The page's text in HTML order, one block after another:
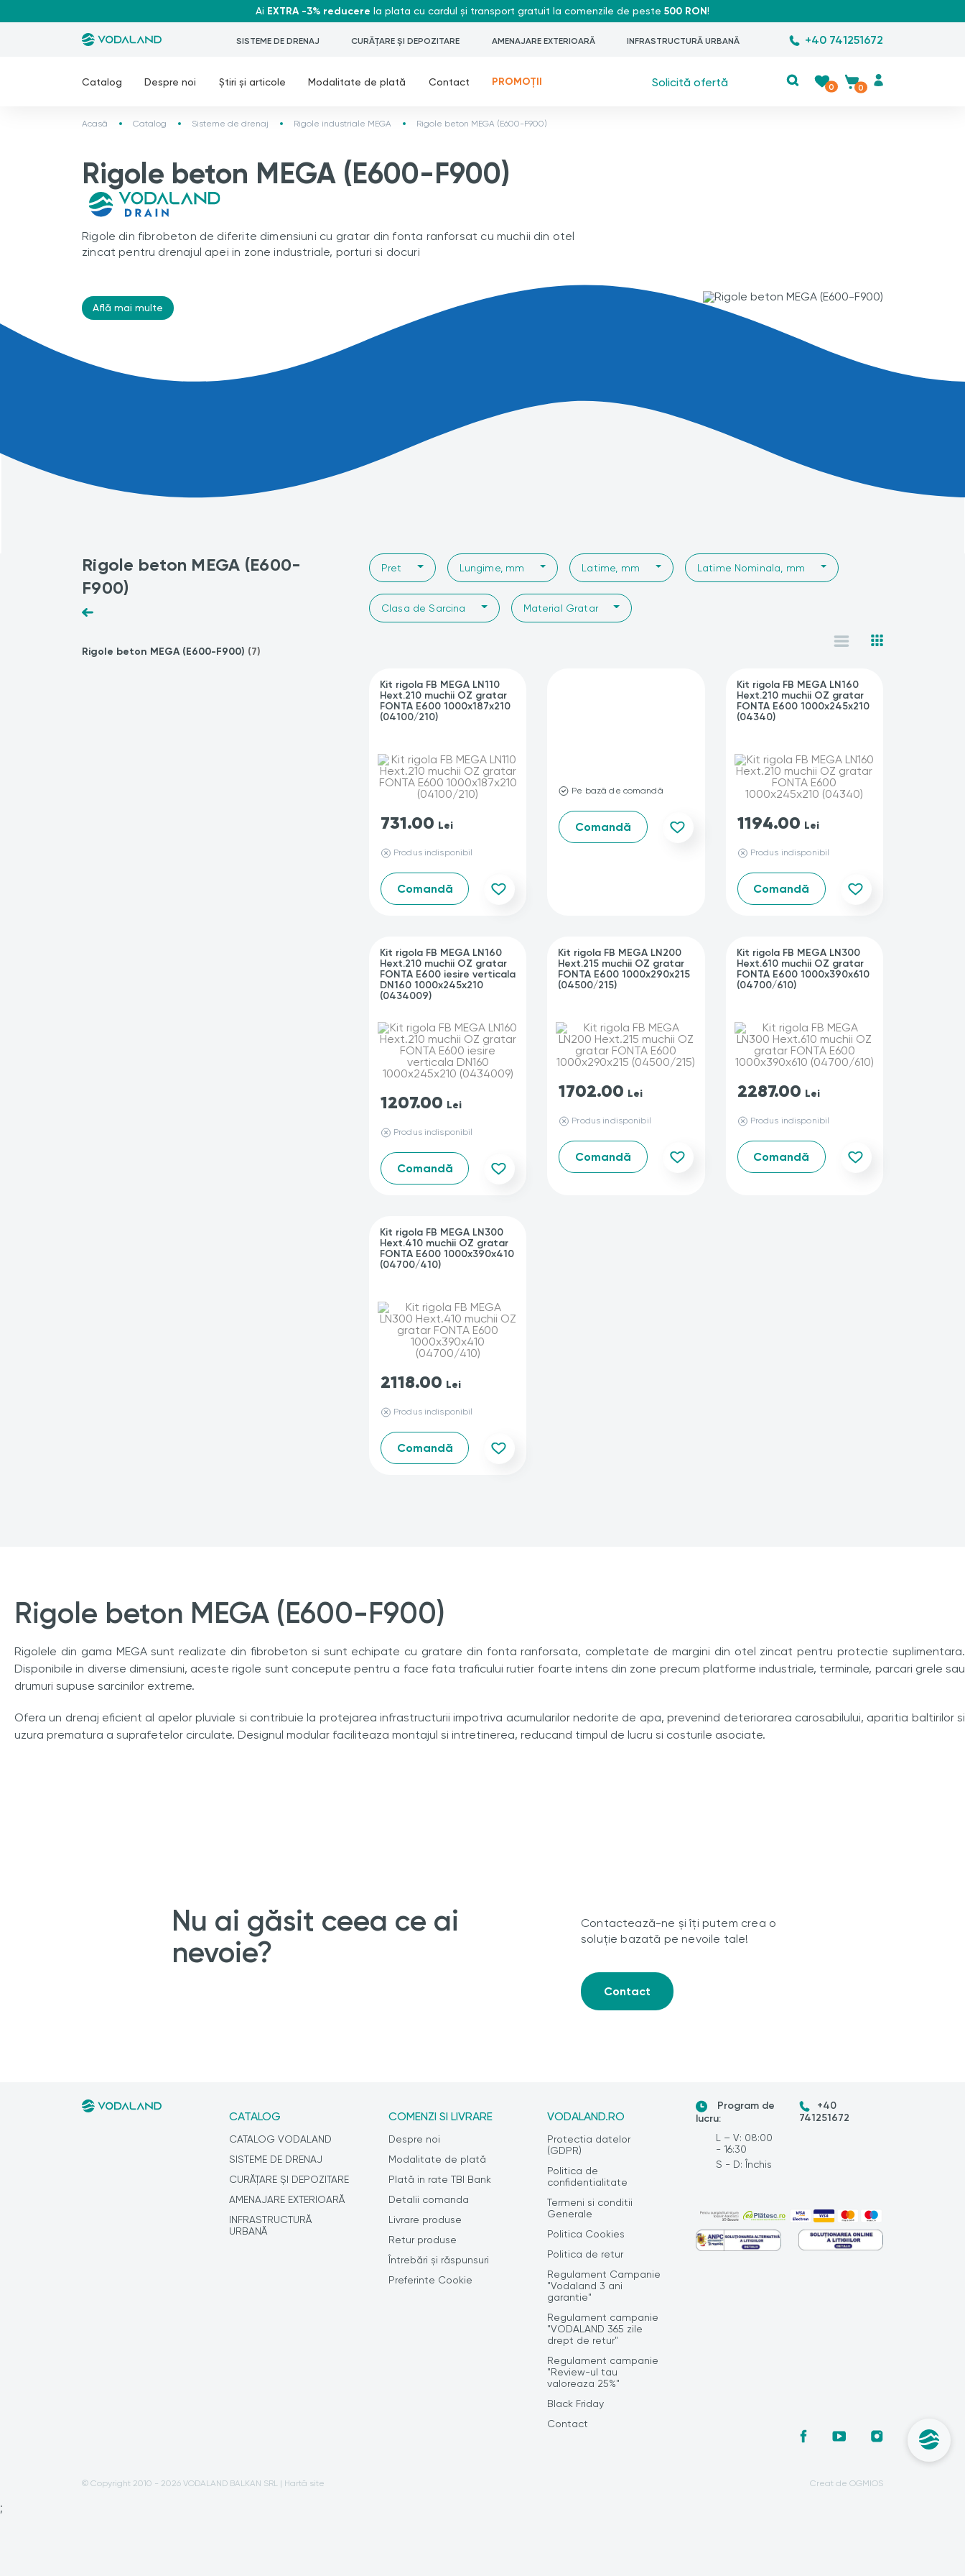
Ai EXTRA -3% reducere la plata cu cardul și transport gratuit la comenzile de peste 500 RON!
SISTEME DE DRENAJ CURĂȚARE ȘI DEPOZITARE AMENAJARE EXTERIOARĂ INFRASTRUCTURĂ URBANĂ +40 741251672
Catalog Despre noi Știri și articole Modalitate de plată Contact PROMOȚII Solicită ofertă 0 0
Acasă Catalog Sisteme de drenaj Rigole industriale MEGA Rigole beton MEGA (E600-F900)
Rigole beton MEGA (E600-F900)
Rigole din fibrobeton de diferite dimensiuni cu gratar din fonta ranforsat cu muchii din otel
zincat pentru drenajul apei in zone industriale, porturi si docuri
Află mai multe
Rigole beton MEGA (E600-
F900)
Rigole beton MEGA (E600-F900) (7)
Pret Lungime, mm Latime, mm Latime Nominala, mm
Clasa de Sarcina Material Gratar
Kit rigola FB MEGA LN110
Hext.210 muchii OZ gratar
FONTA E600 1000x187x210
(04100/210)
731.00 Lei
Produs indisponibil
Comandă
Pe bază de comandă
Comandă
Kit rigola FB MEGA LN160
Hext.210 muchii OZ gratar
FONTA E600 1000x245x210
(04340)
1194.00 Lei
Produs indisponibil
Comandă
Kit rigola FB MEGA LN160
Hext.210 muchii OZ gratar
FONTA E600 iesire verticala
DN160 1000x245x210
(0434009)
1207.00 Lei
Produs indisponibil
Comandă
Kit rigola FB MEGA LN200
Hext.215 muchii OZ gratar
FONTA E600 1000x290x215
(04500/215)
1702.00 Lei
Produs indisponibil
Comandă
Kit rigola FB MEGA LN300
Hext.610 muchii OZ gratar
FONTA E600 1000x390x610
(04700/610)
2287.00 Lei
Produs indisponibil
Comandă
Kit rigola FB MEGA LN300
Hext.410 muchii OZ gratar
FONTA E600 1000x390x410
(04700/410)
2118.00 Lei
Produs indisponibil
Comandă
Rigole beton MEGA (E600-F900)
Rigolele din gama MEGA sunt realizate din fibrobeton si sunt echipate cu gratare din fonta ranforsata, completate de margini din otel zincat pentru protectie suplimentara.
Disponibile in diverse dimensiuni, aceste rigole sunt concepute pentru a face fata traficului rutier foarte intens din zone precum platforme industriale, terminale, parcari grele sau
drumuri supuse sarcinilor extreme.
Ofera un drenaj eficient al apelor pluviale si contribuie la protejarea infrastructurii impotriva acumularilor nedorite de apa, prevenind deteriorarea carosabilului, aparitia baltirilor si
uzura prematura a suprafetelor circulate. Designul modular faciliteaza montajul si intretinerea, reducand timpul de lucru si costurile asociate.
Nu ai găsit ceea ce ai
nevoie?
Contactează-ne și îți putem crea o
soluție bazată pe nevoile tale!
Contact
CATALOG
CATALOG VODALAND
SISTEME DE DRENAJ
CURĂȚARE ȘI DEPOZITARE
AMENAJARE EXTERIOARĂ
INFRASTRUCTURĂ
URBANĂ
COMENZI SI LIVRARE
Despre noi
Modalitate de plată
Plată in rate TBI Bank
Detalii comanda
Livrare produse
Retur produse
Întrebări și răspunsuri
Preferinte Cookie
VODALAND.RO
Protectia datelor
(GDPR)
Politica de
confidentialitate
Termeni si conditii
Generale
Politica Cookies
Politica de retur
Regulament Campanie
"Vodaland 3 ani
garantie"
Regulament campanie
"VODALAND 365 zile
drept de retur"
Regulament campanie
"Review-ul tau
valoreaza 25%"
Black Friday
Contact
Program de
lucru:
L – V: 08:00
- 16:30
S - D: Închis
+40
741251672
© Copyright 2010 - 2026 VODALAND BALKAN SRL | Hartă site Creat de OGMIOS
;